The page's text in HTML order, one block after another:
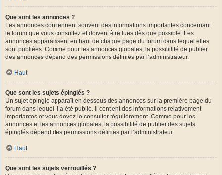
Que sont les annonces ?
Les annonces contiennent souvent des informations importantes concernant
le forum que vous consultez et doivent être lues dès que possible. Les
annonces apparaissent en haut de chaque page du forum dans lequel elles
sont publiées. Comme pour les annonces globales, la possibilité de publier
des annonces dépend des permissions définies par l’administrateur.
Haut
Que sont les sujets épinglés ?
Un sujet épinglé apparaît en dessous des annonces sur la première page du
forum dans lequel il a été publié. il contient des informations relativement
importantes et vous devez le consulter régulièrement. Comme pour les
annonces et les annonces globales, la possibilité de publier des sujets
épinglés dépend des permissions définies par l’administrateur.
Haut
Que sont les sujets verrouillés ?